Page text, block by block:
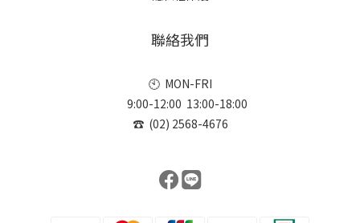
聯絡我們
🕙 MON-FRI
9:00-12:00 13:00-18:00
☎ (02) 2568-4676